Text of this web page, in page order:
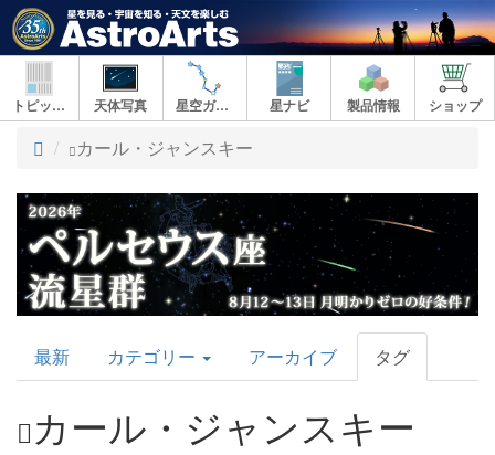
トピックス 天体写真 星空ガイド 星ナビ 製品情報 ショップ
ト
プ
カール・ジャンスキー
AstroArts
Topics
最新 カテゴリー アーカイブ タグ
カール・ジャンスキー